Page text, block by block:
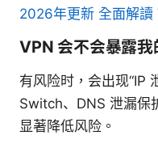
2026年更新 全面解
VPN 会不会暴露我
有风险时，会出现“IP
Switch、DNS 泄漏保
显著降低风险。